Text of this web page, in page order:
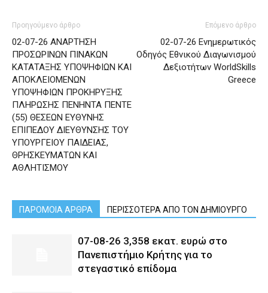
Προηγούμενο άρθρο
02-07-26 ΑΝΑΡΤΗΣΗ
ΠΡΟΣΩΡΙΝΩΝ ΠΙΝΑΚΩΝ
ΚΑΤΑΤΑΞΗΣ ΥΠΟΨΗΦΙΩΝ ΚΑΙ
ΑΠΟΚΛΕΙΟΜΕΝΩΝ
ΥΠΟΨΗΦΙΩΝ ΠΡΟΚΗΡΥΞΗΣ
ΠΛΗΡΩΣΗΣ ΠΕΝΗΝΤΑ ΠΕΝΤΕ
(55) ΘΕΣΕΩΝ ΕΥΘΥΝΗΣ
ΕΠΙΠΕΔΟΥ ΔΙΕΥΘΥΝΣΗΣ ΤΟΥ
ΥΠΟΥΡΓΕΙΟΥ ΠΑΙΔΕΙΑΣ,
ΘΡΗΣΚΕΥΜΑΤΩΝ ΚΑΙ
ΑΘΛΗΤΙΣΜΟΥ
Επόμενο άρθρο
02-07-26 Ενημερωτικός
Οδηγός Εθνικού Διαγωνισμού
Δεξιοτήτων WorldSkills
Greece
ΠΑΡΟΜΟΙΑ ΑΡΘΡΑ ΠΕΡΙΣΣΟΤΕΡΑ ΑΠΟ ΤΟΝ ΔΗΜΙΟΥΡΓΟ
07-08-26 3,358 εκατ. ευρώ στο
Πανεπιστήμιο Κρήτης για το
στεγαστικό επίδομα